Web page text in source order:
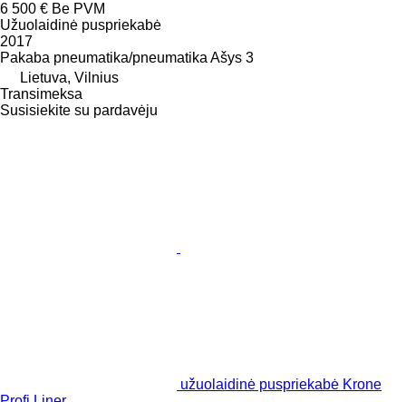
6 500 € Be PVM
Užuolaidinė puspriekabė
2017
Pakaba pneumatika/pneumatika Ašys 3
Lietuva, Vilnius
Transimeksa
Susisiekite su pardavėju
užuolaidinė puspriekabė Krone